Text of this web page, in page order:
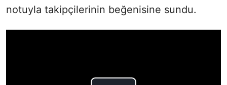
notuyla takipçilerinin beğenisine sundu.